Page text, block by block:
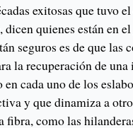
exitosas que tuvo
dicen quienes están en
seguros es de que las
la recuperación de
en cada uno de los
y que dinamiza a
fibra, como las